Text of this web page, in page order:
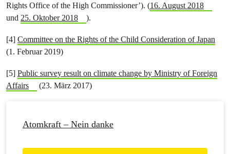
Rights Office of the High Commissioner’). (​16. August 2018​
und ​ 25. Oktober 2018​ ).
[4] ​ Committee on the Rights of the Child Consideration of Japan
(1. Februar 2019)
[5] ​ Public survey result on climate change by Ministry of Foreign
Affairs
​ (23. März 2017)
Atomkraft – Nein danke